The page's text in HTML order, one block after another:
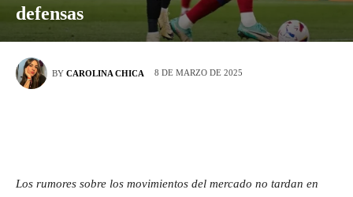
defensas
BY CAROLINA CHICA 8 DE MARZO DE 2025
Los rumores sobre los movimientos del mercado no tardan en